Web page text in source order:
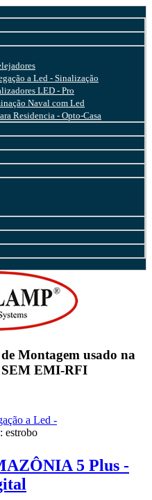
a Led - Sinalização
LED - Pro
Naval com Led
Residencia - Opto-Casa
Montagem usado na
SEM EMI-RFI
a Led -
estrobo
5 Plus -